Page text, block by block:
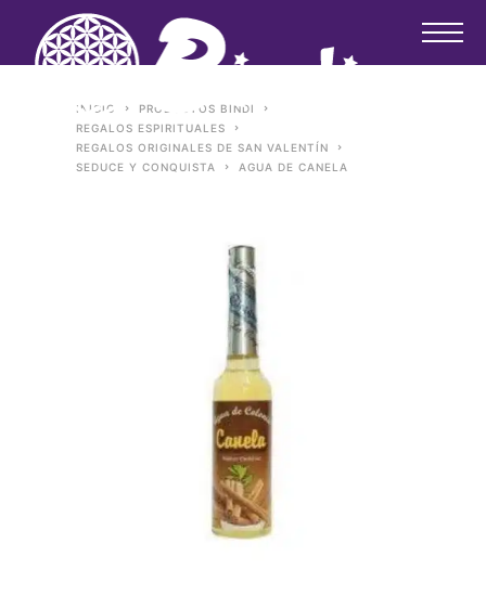
INICIO
PRODUCTOS BINDI
REGALOS ESPIRITUALES
REGALOS ORIGINALES DE SAN VALENTÍN
SEDUCE Y CONQUISTA
AGUA DE CANELA